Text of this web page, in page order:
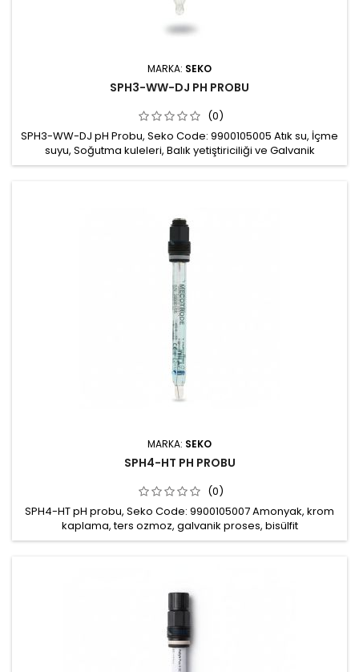
MARKA: SEKO
SPH3-WW-DJ PH PROBU
(0)
SPH3-WW-DJ pH Probu, Seko Code: 9900105005 Atık su, İçme
suyu, Soğutma kuleleri, Balık yetiştiriciliği ve Galvanik
proseslerde ölçümler için kullanılabilir. Ölçüm aralığı: pH 0-14
da 20m
MARKA: SEKO
SPH4-HT PH PROBU
(0)
SPH4-HT pH probu, Seko Code: 9900105007 Amonyak, krom
kaplama, ters ozmoz, galvanik proses, bisülfit
uygulamalarında ölçümler için kullanılabilir Ölçüm aralığı: pH